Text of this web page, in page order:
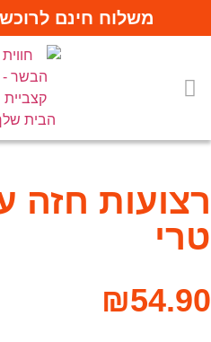
משלוח חינם לרוכשים
רצועות חזה
טרי
₪54.90